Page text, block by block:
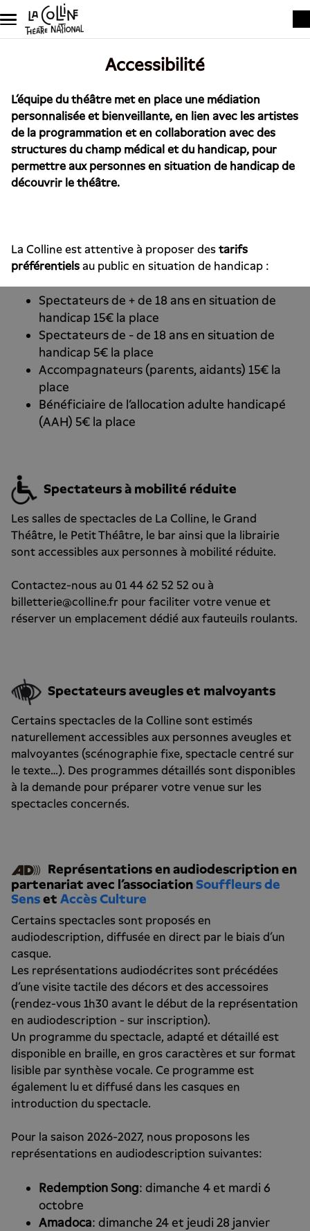
Aller au contenu principal
Accessibilité
L’équipe du théâtre met en place une médiation
personnalisée et bienveillante, en lien avec les artistes
de la programmation et en collaboration avec des
structures du champ médical et du handicap, pour
permettre aux personnes en situation de handicap de
découvrir le théâtre.
La Colline est attentive à proposer des tarifs
préférentiels au public en situation de handicap :
Spectateurs de + de 18 ans en situation de
handicap 15€ la place
Spectateurs de - de 18 ans en situation de
handicap 5€ la place
Accompagnateurs (parents, aidants) 15€ la
place
Bénéficiaire de l’allocation adulte handicapé
(AAH) 5€ la place
Spectateurs à mobilité réduite
Les salles de spectacles de La Colline, le Grand
Théâtre, le Petit Théâtre, le bar ainsi que la librairie
sont accessibles aux personnes à mobilité réduite.
Contactez-nous au 01 44 62 52 52 ou à
billetterie@colline.fr pour faciliter votre venue et
réserver un emplacement dédié aux fauteuils roulants.
Spectateurs aveugles et malvoyants
Certains spectacles de la Colline sont estimés
naturellement accessibles aux personnes aveugles et
malvoyantes (scénographie fixe, spectacle centré sur
le texte…). Des programmes détaillés sont disponibles
à la demande pour préparer votre venue sur les
spectacles concernés.
Représentations en audiodescription en
partenariat avec l’associationSouffleurs de
Senset Accès Culture
Certains spectacles sont proposés en
audiodescription, diffusée en direct par le biais d’un
casque.
Les représentations audiodécrites sont précédées
d’une visite tactile des décors et des accessoires
(rendez-vous 1h30 avant le début de la représentation
en audiodescription - sur inscription).
Un programme du spectacle, adapté et détaillé est
disponible en braille, en gros caractères et sur format
lisible par synthèse vocale. Ce programme est
également lu et diffusé dans les casques en
introduction du spectacle.
Pour la saison 2026-2027, nous proposons les
représentations en audiodescription suivantes:
Redemption Song: dimanche 4 et mardi 6
octobre
Amadoca: dimanche 24 et jeudi 28 janvier